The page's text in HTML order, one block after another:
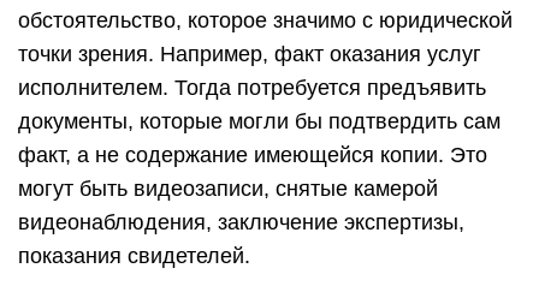
обстоятельство, которое значимо с юридической
точки зрения. Например, факт оказания услуг
исполнителем. Тогда потребуется предъявить
документы, которые могли бы подтвердить сам
факт, а не содержание имеющейся копии. Это
могут быть видеозаписи, снятые камерой
видеонаблюдения, заключение экспертизы,
показания свидетелей.